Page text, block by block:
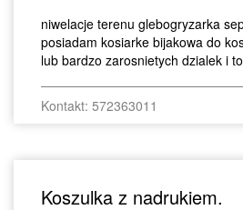
niwelacje terenu glebogryzarka
posiadam kosiarke bijakowa do
lub bardzo zarosnietych dzialek i
Kontakt: 572363011
Koszulka z nadrukiem.